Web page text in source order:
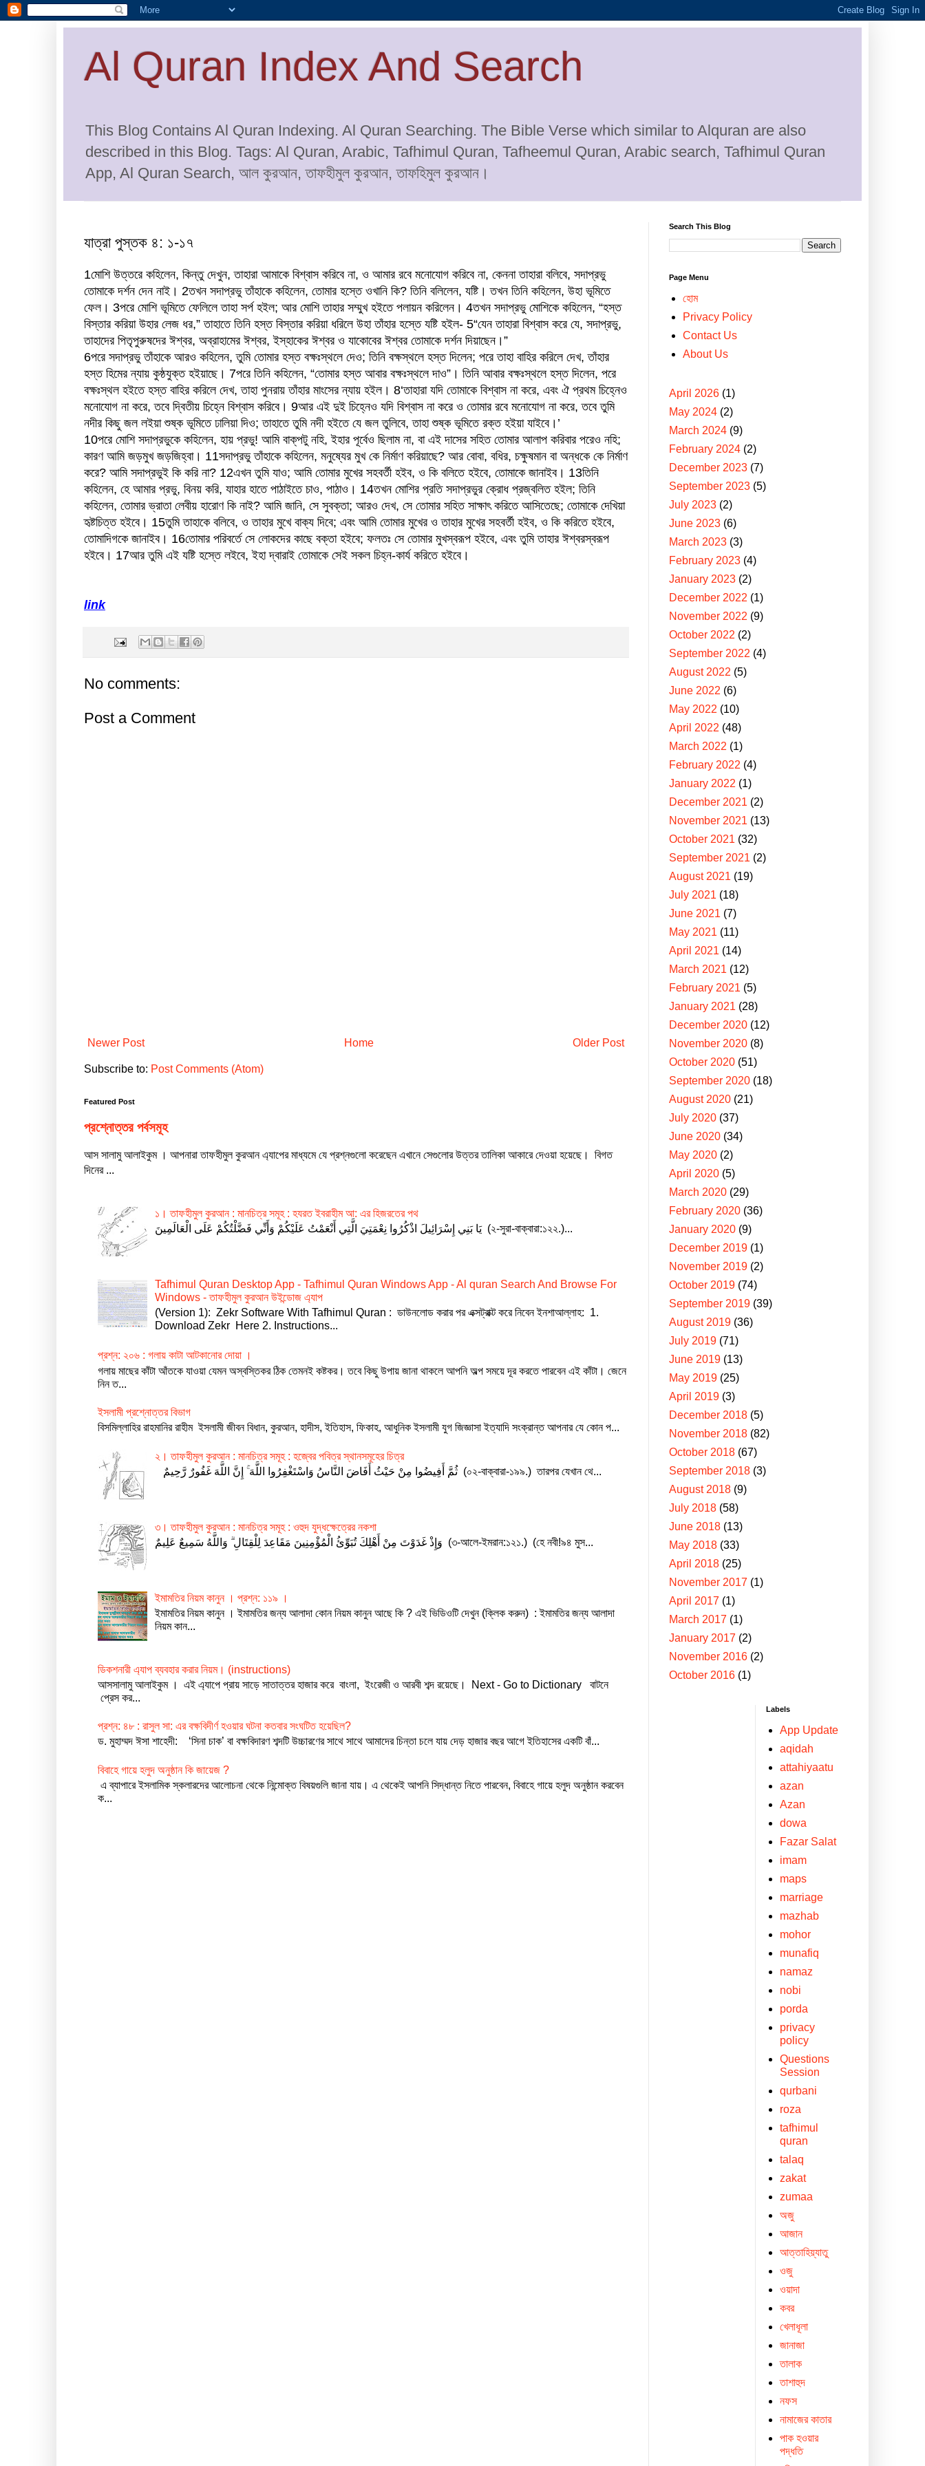
Al Quran Index And Search
This Blog Contains Al Quran Indexing. Al Quran Searching. The Bible Verse which similar to Alquran are also
described in this Blog. Tags: Al Quran, Arabic, Tafhimul Quran, Tafheemul Quran, Arabic search, Tafhimul Quran
App, Al Quran Search, আল কুরআন, তাফহীমুল কুরআন, তাফহিমুল কুরআন।
যাত্রা পুস্তক ৪: ১-১৭
1মোশি উত্তরে কহিলেন, কিন্তু দেখুন, তাহারা আমাকে বিশ্বাস করিবে না, ও আমার রবে মনোযোগ করিবে না, কেননা তাহারা বলিবে, সদাপ্রভু
তোমাকে দর্শন দেন নাই। 2তখন সদাপ্রভু তাঁহাকে কহিলেন, তোমার হস্তে ওখানি কি? তিনি বলিলেন, যষ্টি। তখন তিনি কহিলেন, উহা ভূমিতে
ফেল। 3পরে মোশি ভূমিতে ফেলিলে তাহা সর্প হইল; আর মোশি তাহার সম্মুখ হইতে পলায়ন করিলেন। 4তখন সদাপ্রভু মোশিকে কহিলেন, “হস্ত
বিস্তার করিয়া উহার লেজ ধর,” তাহাতে তিনি হস্ত বিস্তার করিয়া ধরিলে উহা তাঁহার হস্তে যষ্টি হইল- 5“যেন তাহারা বিশ্বাস করে যে, সদাপ্রভু,
তাহাদের পিতৃপুরুষদের ঈশ্বর, অব্রাহামের ঈশ্বর, ইস্‌হাকের ঈশ্বর ও যাকোবের ঈশ্বর তোমাকে দর্শন দিয়াছেন।”
6পরে সদাপ্রভু তাঁহাকে আরও কহিলেন, তুমি তোমার হস্ত বক্ষঃস্থলে দেও; তিনি বক্ষস্থলে হস্ত দিলেন; পরে তাহা বাহির করিলে দেখ, তাঁহার
হস্ত হিমের ন্যায় কুষ্ঠযুক্ত হইয়াছে। 7পরে তিনি কহিলেন, “তোমার হস্ত আবার বক্ষঃস্থলে দাও”। তিনি আবার বক্ষঃস্থলে হস্ত দিলেন, পরে
বক্ষঃস্থল হইতে হস্ত বাহির করিলে দেখ, তাহা পুনরায় তাঁহার মাংসের ন্যায় হইল। 8‘তাহারা যদি তোমাকে বিশ্বাস না করে, এবং ঐ প্রথম চিহ্নেও
মনোযোগ না করে, তবে দ্বিতীয় চিহ্নে বিশ্বাস করিবে। 9আর এই দুই চিহ্নেও যদি বিশ্বাস না করে ও তোমার রবে মনোযোগ না করে, তবে তুমি
নদীর কিছু জল লইয়া শুষ্ক ভূমিতে ঢালিয়া দিও; তাহাতে তুমি নদী হইতে যে জল তুলিবে, তাহা শুষ্ক ভূমিতে রক্ত হইয়া যাইবে।’
10পরে মোশি সদাপ্রভুকে কহিলেন, হায় প্রভু! আমি বাক্‌পটু নহি, ইহার পূর্বেও ছিলাম না, বা এই দাসের সহিত তোমার আলাপ করিবার পরেও নহি;
কারণ আমি জড়মুখ জড়জিহ্বা। 11সদাপ্রভু তাঁহাকে কহিলেন, মনুষ্যের মুখ কে নির্মাণ করিয়াছে? আর বোবা, বধির, চক্ষুষমান বা অন্ধকে কে নির্মাণ
করে? আমি সদাপ্রভুই কি করি না? 12এখন তুমি যাও; আমি তোমার মুখের সহবর্তী হইব, ও কি বলিতে হইবে, তোমাকে জানাইব। 13তিনি
কহিলেন, হে আমার প্রভু, বিনয় করি, যাহার হাতে পাঠাইতে চাও, পাঠাও। 14তখন মোশির প্রতি সদাপ্রভুর ক্রোধ প্রজ্বলিত হইল; তিনি
কহিলেন, তোমার ভ্রাতা লেবীয় হারোণ কি নাই? আমি জানি, সে সুবক্তা; আরও দেখ, সে তোমার সহিত সাক্ষাৎ করিতে আসিতেছে; তোমাকে দেখিয়া
হৃষ্টচিত্ত হইবে। 15তুমি তাহাকে বলিবে, ও তাহার মুখে বাক্য দিবে; এবং আমি তোমার মুখের ও তাহার মুখের সহবর্তী হইব, ও কি করিতে হইবে,
তোমাদিগকে জানাইব। 16তোমার পরিবর্তে সে লোকদের কাছে বক্তা হইবে; ফলতঃ সে তোমার মুখস্বরূপ হইবে, এবং তুমি তাহার ঈশ্বরস্বরূপ
হইবে। 17আর তুমি এই যষ্টি হস্তে লইবে, ইহা দ্বারাই তোমাকে সেই সকল চিহ্ন-কার্য করিতে হইবে।
link
No comments:
Post a Comment
Newer Post Older Post
Home
Subscribe to: Post Comments (Atom)
Featured Post
প্রশ্নোত্তর পর্বসমূহ
আস সালামু আলাইকুম । আপনারা তাফহীমুল কুরআন এ্যাপের মাধ্যমে যে প্রশ্নগুলো করেছেন এখানে সেগুলোর উত্তর তালিকা আকারে দেওয়া হয়েছে। বিগত
দিনের ...
১। তাফহীমুল কুরআন : মানচিত্র সমূহ : হযরত ইবরাহীম আ: এর হিজরতের পথ
يَا بَنِي إِسْرَائِيلَ اذْكُرُوا نِعْمَتِيَ الَّتِي أَنْعَمْتُ عَلَيْكُمْ وَأَنِّي فَضَّلْتُكُمْ عَلَى الْعَالَمِينَ (২-সুরা-বাক্বারা:১২২.)...
Tafhimul Quran Desktop App - Tafhimul Quran Windows App - Al quran Search And Browse For
Windows - তাফহীমুল কুরআন উইন্ডোজ এ্যাপ
(Version 1): Zekr Software With Tafhimul Quran : ডাউনলোড করার পর এক্সট্রাক্ট করে নিবেন ইনশাআল্লাহ: 1.
Download Zekr Here 2. Instructions...
প্রশ্ন: ২০৬ : গলায় কাটা আটকানোর দোয়া ।
গলায় মাছের কাঁটা আঁতকে যাওয়া যেমন অস্বস্তিকর ঠিক তেমনই কষ্টকর। তবে কিছু উপায় জানা থাকলে আপনি অল্প সময়ে দূর করতে পারবেন এই কাঁটা। জেনে
নিন ত...
ইসলামী প্রশ্নোত্তর বিভাগ
বিসমিল্লাহির রাহমানির রাহীম ইসলামী জীবন বিধান, কুরআন, হাদীস, ইতিহাস, ফিকাহ, আধুনিক ইসলামী যুগ জিজ্ঞাসা ইত্যাদি সংক্রান্ত আপনার যে কোন প...
২। তাফহীমুল কুরআন : মানচিত্র সমূহ : হজ্বের পবিত্র স্থানসমূহের চিত্র
ثُمَّ أَفِيضُوا مِنْ حَيْثُ أَفَاضَ النَّاسُ وَاسْتَغْفِرُوا اللَّهَ ۚ إِنَّ اللَّهَ غَفُورٌ رَّحِيمٌ (০২-বাক্বারা-১৯৯.) তারপর যেখান থে...
৩। তাফহীমুল কুরআন : মানচিত্র সমূহ : ওহুদ যুদ্ধক্ষেত্রের নকশা
وَإِذْ غَدَوْتَ مِنْ أَهْلِكَ تُبَوِّئُ الْمُؤْمِنِينَ مَقَاعِدَ لِلْقِتَالِ ۗ وَاللَّهُ سَمِيعٌ عَلِيمٌ (৩-আলে-ইমরান:১২১.) (হে নবী!৯৪ মুস...
ইমামতির নিয়ম কানুন । প্রশ্ন: ১১৯ ।
ইমামতির নিয়ম কানুন । ইমামতির জন্য আলাদা কোন নিয়ম কানুন আছে কি ? এই ভিডিওটি দেখুন (ক্লিক করুন) : ইমামতির জন্য আলাদা
নিয়ম কান...
ডিকশনারী এ্যাপ ব্যবহার করার নিয়ম। (instructions)
আসসালামু আলাইকুম । এই এ্যাপে প্রায় সাড়ে সাতাত্তর হাজার করে বাংলা, ইংরেজী ও আরবী শব্দ রয়েছে। Next - Go to Dictionary বাটনে
প্রেস কর...
প্রশ্ন: ৪৮ : রাসুল সা: এর বক্ষবিদীর্ণ হওয়ার ঘটনা কতবার সংঘটিত হয়েছিল?
ড. মুহাম্মদ ঈসা শাহেদী: ‘সিনা চাক’ বা বক্ষবিদারণ শব্দটি উচ্চারণের সাথে সাথে আমাদের চিন্তা চলে যায় দেড় হাজার বছর আগে ইতিহাসের একটি বাঁ...
বিবাহে গায়ে হলুদ অনুষ্ঠান কি জায়েজ ?
এ ব্যাপারে ইসলামিক স্কলারদের আলোচনা থেকে নিন্মোক্ত বিষয়গুলি জানা যায়। এ থেকেই আপনি সিদ্ধান্ত নিতে পারবেন, বিবাহে গায়ে হলুদ অনুষ্ঠান করবেন
ক...
Search This Blog
Page Menu
হোম
Privacy Policy
Contact Us
About Us
April 2026 (1)
May 2024 (2)
March 2024 (9)
February 2024 (2)
December 2023 (7)
September 2023 (5)
July 2023 (2)
June 2023 (6)
March 2023 (3)
February 2023 (4)
January 2023 (2)
December 2022 (1)
November 2022 (9)
October 2022 (2)
September 2022 (4)
August 2022 (5)
June 2022 (6)
May 2022 (10)
April 2022 (48)
March 2022 (1)
February 2022 (4)
January 2022 (1)
December 2021 (2)
November 2021 (13)
October 2021 (32)
September 2021 (2)
August 2021 (19)
July 2021 (18)
June 2021 (7)
May 2021 (11)
April 2021 (14)
March 2021 (12)
February 2021 (5)
January 2021 (28)
December 2020 (12)
November 2020 (8)
October 2020 (51)
September 2020 (18)
August 2020 (21)
July 2020 (37)
June 2020 (34)
May 2020 (2)
April 2020 (5)
March 2020 (29)
February 2020 (36)
January 2020 (9)
December 2019 (1)
November 2019 (2)
October 2019 (74)
September 2019 (39)
August 2019 (36)
July 2019 (71)
June 2019 (13)
May 2019 (25)
April 2019 (3)
December 2018 (5)
November 2018 (82)
October 2018 (67)
September 2018 (3)
August 2018 (9)
July 2018 (58)
June 2018 (13)
May 2018 (33)
April 2018 (25)
November 2017 (1)
April 2017 (1)
March 2017 (1)
January 2017 (2)
November 2016 (2)
October 2016 (1)
Labels
App Update
aqidah
attahiyaatu
‍azan
Azan
dowa
Fazar Salat
imam
maps
marriage
mazhab
mohor
munafiq
namaz
nobi
porda
privacy
policy
Questions
Session
qurbani
roza
tafhimul
quran
talaq
zakat
zumaa
অজু
আজান
আত্তাহিয়্যাতু
ওজু
ওয়াদা
কবর
খেলাধূলা
জানাজা
তালাক
তাশাহুদ
নফস
নামাজের কাতার
পাক হওয়ার
পদ্ধতি